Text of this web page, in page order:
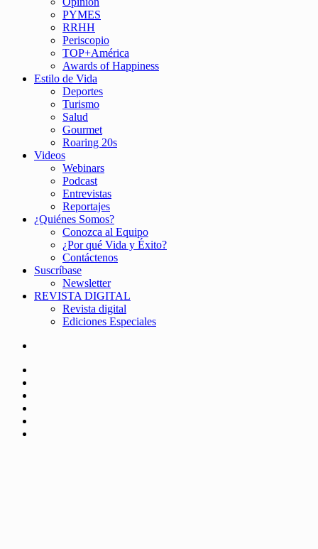
PYMES
RRHH
Periscopio
TOP+América
Awards of Happiness
Estilo de Vida
Deportes
Turismo
Salud
Gourmet
Roaring 20s
Videos
Webinars
Podcast
Entrevistas
Reportajes
¿Quiénes Somos?
Conozca al Equipo
¿Por qué Vida y Éxito?
Contáctenos
Suscríbase
Newsletter
REVISTA DIGITAL
Revista digital
Ediciones Especiales